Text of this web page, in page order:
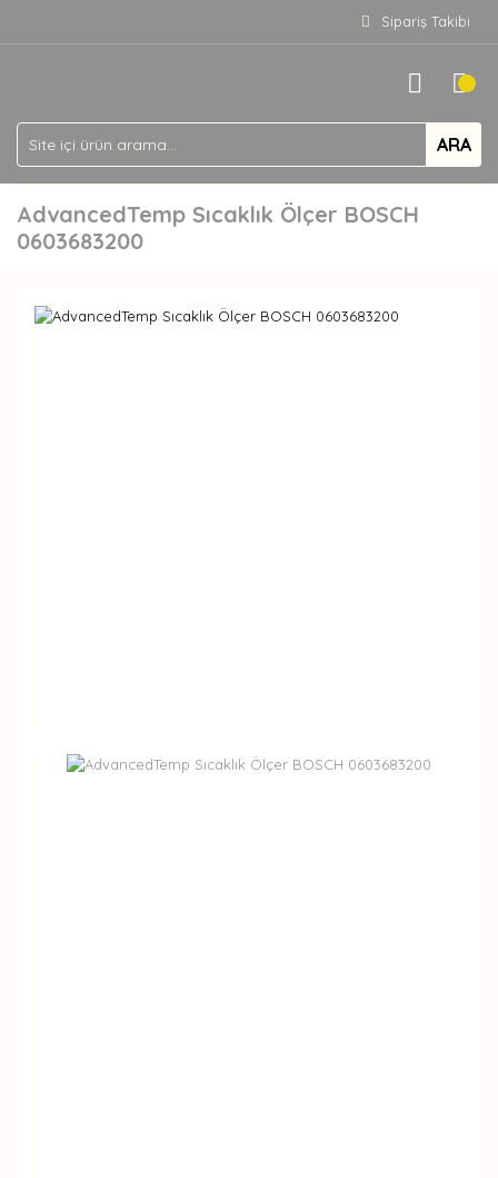
Sipariş Takibi
ARA
AdvancedTemp Sıcaklık Ölçer BOSCH
0603683200